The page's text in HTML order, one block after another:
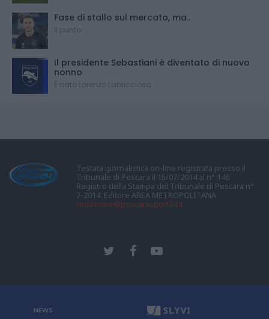
Fase di stallo sul mercato, ma..
Il punto
Il presidente Sebastiani è diventato di nuovo
nonno
È nato Lorenzo Labricciosa
Testata giornalistica on-line registrata presso il
Tribunale di Pescara il 15/07/2014 al n° 146
Registro della Stampa del Tribunale di Pescara n°
7-2014. Editore AREA METROPOLITANA
redazione@pescarasport24.it
NEWS